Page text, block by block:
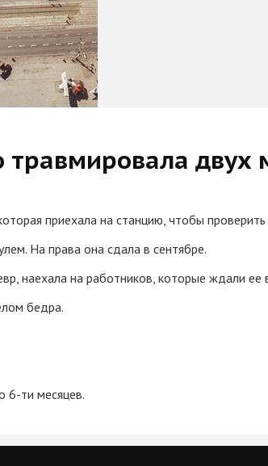
травмировала
приехала на станцию, чтобы
На права она сдала в сентябре.
наехала на работников, которые ждали ее
бедра.
6-ти месяцев.